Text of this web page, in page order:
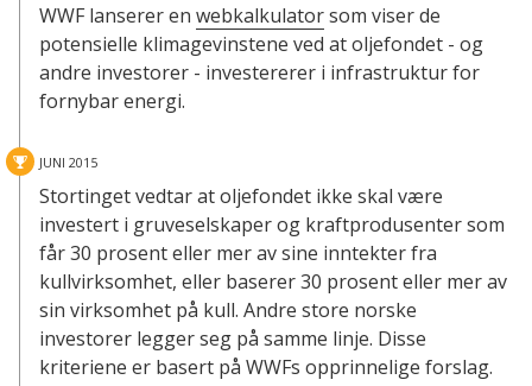
WWF lanserer en webkalkulatorsom viser de
potensielle klimagevinstene ved at oljefondet - og
andre investorer - investererer i infrastruktur for
fornybar energi.
JUNI 2015
Stortinget vedtar at oljefondet ikke skal være
investert i gruveselskaper og kraftprodusenter som
får 30 prosent eller mer av sine inntekter fra
kullvirksomhet, eller baserer 30 prosent eller mer av
sin virksomhet på kull. Andre store norske
investorer legger seg på samme linje. Disse
kriteriene er basert på WWFs opprinnelige forslag.